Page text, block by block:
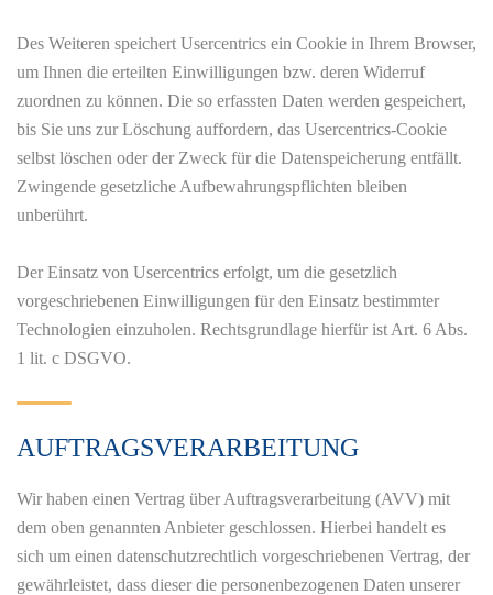
Des Weiteren speichert Usercentrics ein Cookie in Ihrem Browser,
um Ihnen die erteilten Einwilligungen bzw. deren Widerruf
zuordnen zu können. Die so erfassten Daten werden gespeichert,
bis Sie uns zur Löschung auffordern, das Usercentrics-Cookie
selbst löschen oder der Zweck für die Datenspeicherung entfällt.
Zwingende gesetzliche Aufbewahrungspflichten bleiben
unberührt.
Der Einsatz von Usercentrics erfolgt, um die gesetzlich
vorgeschriebenen Einwilligungen für den Einsatz bestimmter
Technologien einzuholen. Rechtsgrundlage hierfür ist Art. 6 Abs.
1 lit. c DSGVO.
AUFTRAGSVERARBEITUNG
Wir haben einen Vertrag über Auftragsverarbeitung (AVV) mit
dem oben genannten Anbieter geschlossen. Hierbei handelt es
sich um einen datenschutzrechtlich vorgeschriebenen Vertrag, der
gewährleistet, dass dieser die personenbezogenen Daten unserer